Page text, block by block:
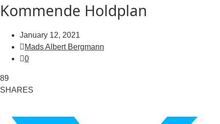
Kommende Holdplan
January 12, 2021
Mads Albert Bergmann
0
89
SHARES